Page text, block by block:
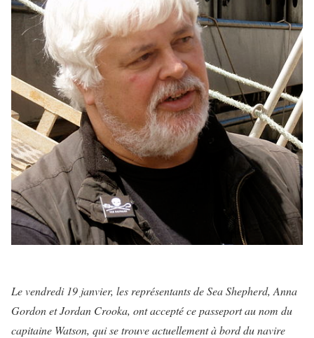
Le vendredi 19 janvier, les représentants de Sea Shepherd, Anna
Gordon et Jordan Crooka, ont accepté ce passeport au nom du
capitaine Watson, qui se trouve actuellement à bord du navire